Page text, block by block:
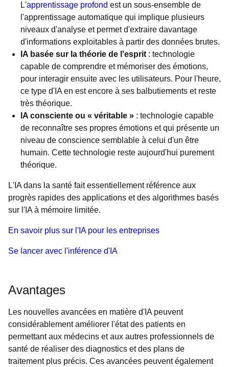
L'apprentissage profond est un sous-ensemble de
l'apprentissage automatique qui implique plusieurs
niveaux d'analyse et permet d'extraire davantage
d'informations exploitables à partir des données brutes.
IA basée sur la théorie de l'esprit : technologie
capable de comprendre et mémoriser des émotions,
pour interagir ensuite avec les utilisateurs. Pour l'heure,
ce type d'IA en est encore à ses balbutiements et reste
très théorique.
IA consciente ou « véritable » : technologie capable
de reconnaître ses propres émotions et qui présente un
niveau de conscience semblable à celui d'un être
humain. Cette technologie reste aujourd'hui purement
théorique.
L'IA dans la santé fait essentiellement référence aux
progrès rapides des applications et des algorithmes basés
sur l'IA à mémoire limitée.
En savoir plus sur l'IA pour les entreprises
Se lancer avec l'inférence d'IA
Avantages
Les nouvelles avancées en matière d'IA peuvent
considérablement améliorer l'état des patients en
permettant aux médecins et aux autres professionnels de
santé de réaliser des diagnostics et des plans de
traitement plus précis. Ces avancées peuvent également